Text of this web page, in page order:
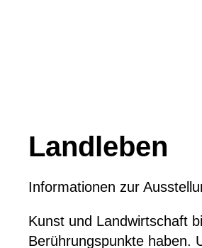
Landleben
Informationen zur
Kunst und Landwirtschaft
Berührungspunkte haben.